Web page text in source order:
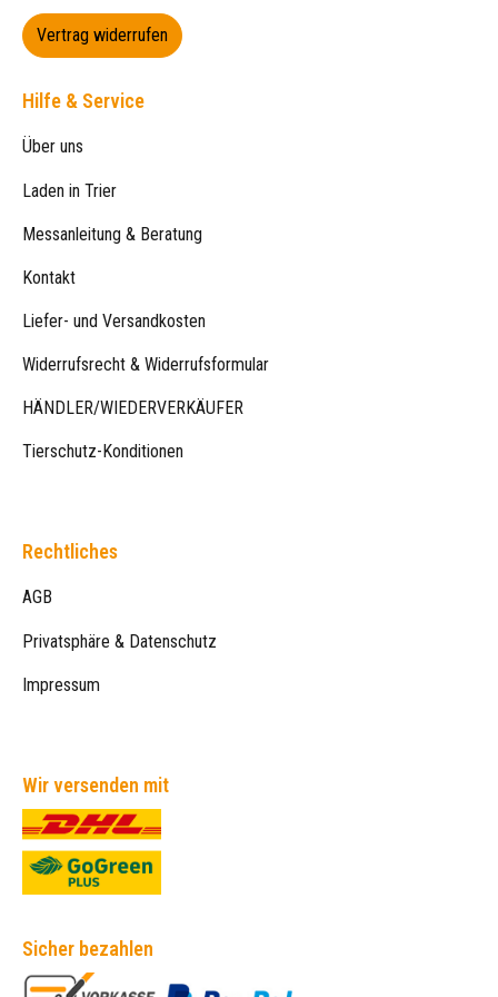
Vertrag widerrufen
Hilfe & Service
Über uns
Laden in Trier
Messanleitung & Beratung
Kontakt
Liefer- und Versandkosten
Widerrufsrecht & Widerrufsformular
HÄNDLER/WIEDERVERKÄUFER
Tierschutz-Konditionen
Rechtliches
AGB
Privatsphäre & Datenschutz
Impressum
Wir versenden mit
Sicher bezahlen